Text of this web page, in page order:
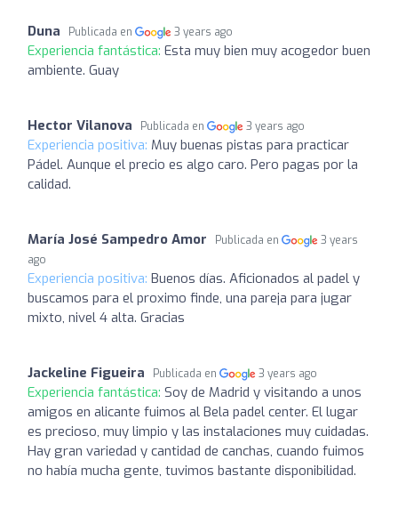
Duna Publicada en 3 years ago
Experiencia fantástica: Esta muy bien muy acogedor buen
ambiente. Guay
Hector Vilanova Publicada en 3 years ago
Experiencia positiva: Muy buenas pistas para practicar
Pádel. Aunque el precio es algo caro. Pero pagas por la
calidad.
María José Sampedro Amor Publicada en
3 years
ago
Experiencia positiva: Buenos días. Aficionados al padel y
buscamos para el proximo finde, una pareja para jugar
mixto, nivel 4 alta. Gracias
Jackeline Figueira Publicada en 3 years ago
Experiencia fantástica: Soy de Madrid y visitando a unos
amigos en alicante fuimos al Bela padel center. El lugar
es precioso, muy limpio y las instalaciones muy cuidadas.
Hay gran variedad y cantidad de canchas, cuando fuimos
no había mucha gente, tuvimos bastante disponibilidad.